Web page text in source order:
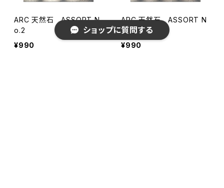
ARC 天然石 ASSORT N
o.2
¥990
ARC 天然石 ASSORT N
o.1
¥990
ショップに質問する